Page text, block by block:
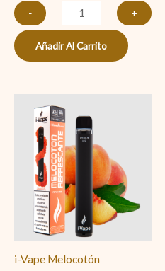
-
+
Añadir Al Carrito
i-Vape Melocotón
Vape
Melocotón
refrescante
cantidad